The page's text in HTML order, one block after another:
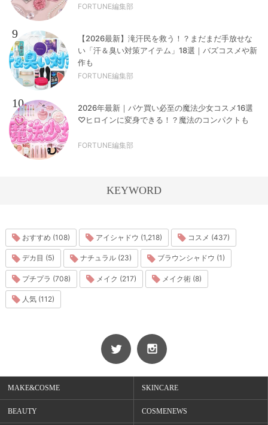
FORTUNE編集部
9
【2026最新】滝汗民を救う！？まだまだ手放せな
い「汗＆臭い対策アイテム」18選｜バズコスメや新
作も
FORTUNE編集部
10
2026年最新｜パケ買い必至の魔法少女コスメ16選
♡ヒロインに変身できる！？魔法のコンパクトも
FORTUNE編集部
KEYWORD
おすすめ (108) アイシャドウ (1,218) コスメ (437)
デカ目 (5) ナチュラル (23) ブラウンシャドウ (1)
プチプラ (708) メイク (217) メイク術 (8)
人気 (112)
MAKE&COSME SKINCARE
BEAUTY COSMENEWS